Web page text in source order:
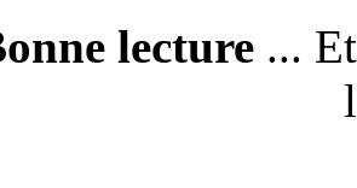
lecture ...